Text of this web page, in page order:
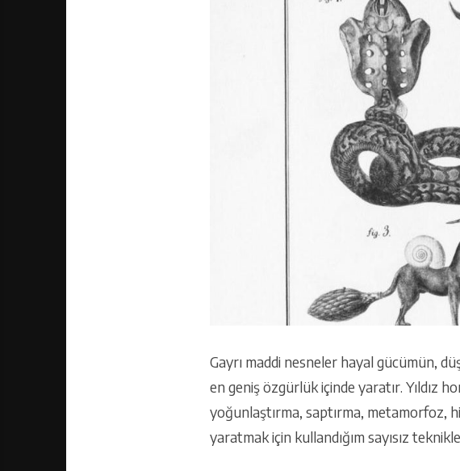
Gayrı maddi nesneler hayal gücümün,
en geniş özgürlük içinde yaratır. Yıldız
yoğunlaştırma, saptırma, metamorfoz,
yaratmak için kullandığım sayısız